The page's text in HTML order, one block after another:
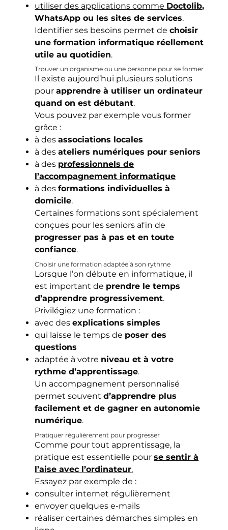
utiliser des applications comme Doctolib,
WhatsApp ou les sites de services.
Identifier ses besoins permet dechoisir
une formation informatique réellement
utile au quotidien.
Trouver un organisme ou une personne pour se former
Il existe aujourd’hui plusieurs solutions
pourapprendre à utiliser un ordinateur
quand on est débutant.
Vous pouvez par exemple vous former
grâce :
à desassociations locales
à desateliers numériques pour seniors
à des professionnels de
l’accompagnement informatique
à desformations individuelles à
domicile.
Certaines formations sont spécialement
conçues pour les seniors afin de
progresser pas à pas et en toute
confiance.
Choisir une formation adaptée à son rythme
Lorsque l’on débute en informatique, il
est important de prendre le temps
d’apprendre progressivement.
Privilégiez une formation :
avec desexplications simples
qui laisse le temps de poser des
questions
adaptée à votre niveau et à votre
rythme d’apprentissage.
Un accompagnement personnalisé
permet souventd’apprendre plus
facilement et de gagner en autonomie
numérique.
Pratiquer régulièrement pour progresser
Comme pour tout apprentissage, la
pratique est essentielle pourse sentir à
l’aise avec l’ordinateur.
Essayez par exemple de :
consulter internet régulièrement
envoyer quelques e-mails
réaliser certaines démarches simples en